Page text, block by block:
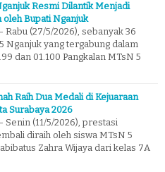
Resmi Dilantik Menjadi
oleh Bupati Nganjuk
Rabu (27/5/2026), sebanyak 36
Nganjuk yang tergabung dalam
dan 01.100 Pangkalan MTsN 5
Raih Dua Medali di Kejuaraan
Surabaya 2026
Senin (11/5/2026), prestasi
diraih oleh siswa MTsN 5
Zahra Wijaya dari kelas 7A